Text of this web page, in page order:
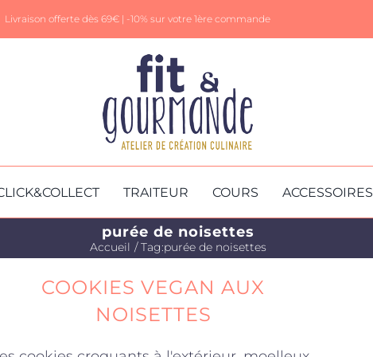
Livraison offerte dès 69€ | -10% sur votre 1ère commande
TRAITEUR COURS ACCESSOIRES
purée de noisettes
Accueil Tag:purée de noisettes
COOKIES VEGAN AUX
NOISETTES